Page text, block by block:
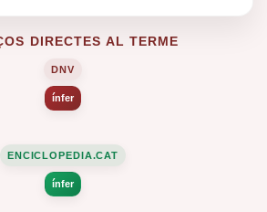
DIRECTES AL TERME
DNV
ínfer
ENCICLOPEDIA.CAT
ínfer